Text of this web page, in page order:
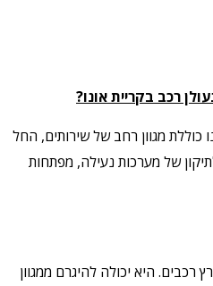
רכב בקריית אונו?
כוללת מגוון רחב של שירותים, החל
של מערכות נעילה, מפתחות
רכבים. היא יכולה להיגרם ממגוון